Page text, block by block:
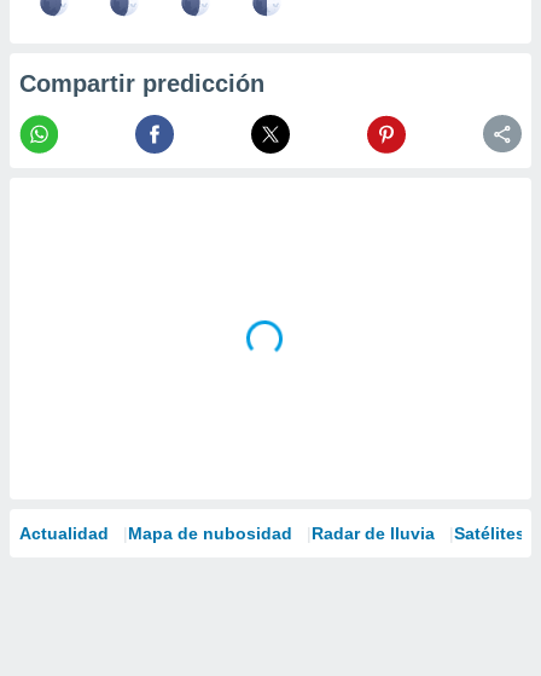
Compartir predicción
Actualidad Mapa de nubosidad Radar de lluvia Satélites